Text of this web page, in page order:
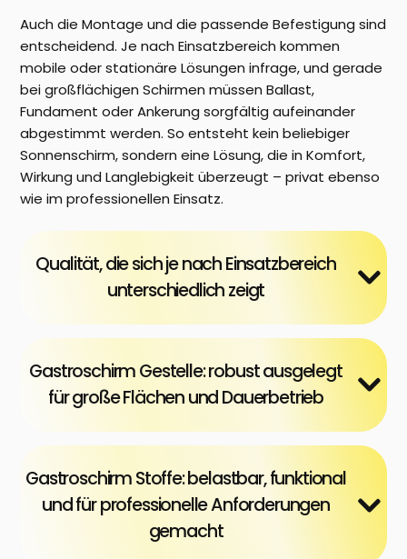
Auch die Montage und die passende Befestigung sind
entscheidend. Je nach Einsatzbereich kommen
mobile oder stationäre Lösungen infrage, und gerade
bei großflächigen Schirmen müssen Ballast,
Fundament oder Ankerung sorgfältig aufeinander
abgestimmt werden. So entsteht kein beliebiger
Sonnenschirm, sondern eine Lösung, die in Komfort,
Wirkung und Langlebigkeit überzeugt – privat ebenso
wie im professionellen Einsatz.
Qualität, die sich je nach Einsatzbereich
unterschiedlich zeigt
Gastroschirm Gestelle: robust ausgelegt
für große Flächen und Dauerbetrieb
Gastroschirm Stoffe: belastbar, funktional
und für professionelle Anforderungen
gemacht